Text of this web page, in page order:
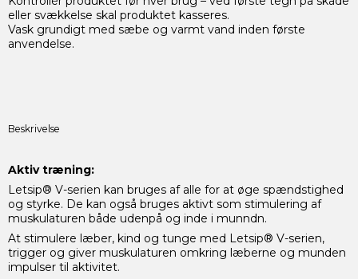
eller svækkelse skal produktet kasseres.
Vask grundigt med sæbe og varmt vand inden første
anvendelse.
Beskrivelse
Aktiv træning:
Letsip® V-serien kan bruges af alle for at øge spændstighed
og styrke. De kan også bruges aktivt som stimulering af
muskulaturen både udenpå og inde i munndn.
At stimulere læber, kind og tunge med Letsip® V-serien,
trigger og giver muskulaturen omkring læberne og munden
impulser til aktivitet.